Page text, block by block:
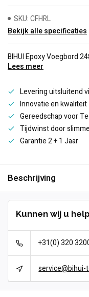
SKU: CFHRL
Bekijk alle specificaties
BIHUI Epoxy Voegbord
Lees meer
Levering uitsluitend
Innovatie en kwaliteit
Gereedschap voor
Tijdwinst door
Garantie 2 + 1 Jaar
Beschrijving
Kunnen wij u
+31(0) 320
service@bihui-